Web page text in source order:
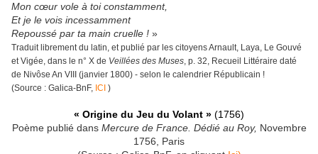
Mon cœur vole à toi constamment,
Et je le vois incessamment
Repoussé par ta main cruelle ! »
Traduit librement du latin, et publié par les citoyens Arnault, Laya, Le Gouvé
et Vigée, dans le n° X de Veillées des Muses, p. 32, Recueil Littéraire daté
de Nivôse An VIII (janvier 1800) - selon le calendrier Républicain !
(Source : Galica-BnF, ICI )
« Origine du Jeu du Volant » (1756)
Poème publié dans Mercure de France. Dédié au Roy, Novembre
1756, Paris